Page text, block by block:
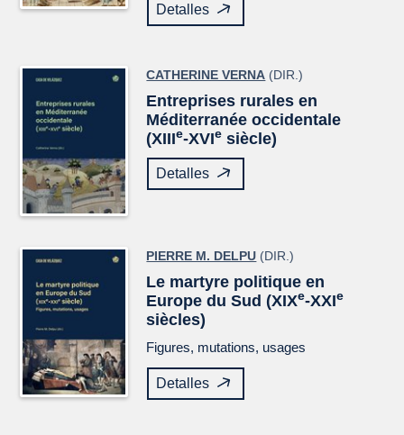
Detalles
CATHERINE VERNA (DIR.)
Entreprises rurales en
Méditerranée occidentale
(XIIIe-XVIe siècle)
Detalles
PIERRE M. DELPU (DIR.)
Le martyre politique en
Europe du Sud (XIXe-XXIe
siècles)
Figures, mutations, usages
Detalles